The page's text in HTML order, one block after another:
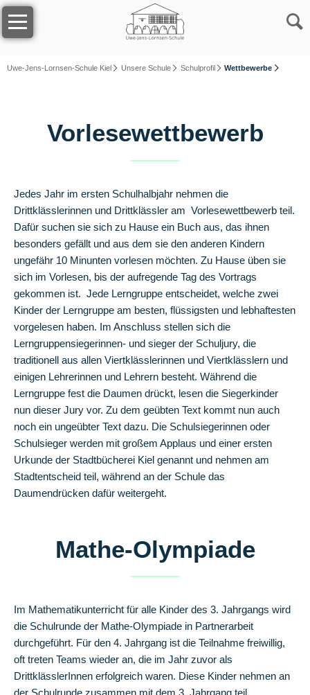
Navigation
überspringen
Home
Schule
Team
Schulsozialarbeit
Förderverein
Elternbeirat
Hausmeister
Schulgeschichte
Fächerkanon
Uwe-Jens-Lornsen-Schule Kiel Unsere Schule Schulprofil Wettbewerbe
Vorlesewettbewerb
Jedes Jahr im ersten Schulhalbjahr nehmen die
Drittklässlerinnen und Drittklässler am Vorlesewettbewerb teil.
Dafür suchen sie sich zu Hause ein Buch aus, das ihnen
besonders gefällt und aus dem sie den anderen Kindern
ungefähr 10 Minunten vorlesen möchten. Zu Hause üben sie
sich im Vorlesen, bis der aufregende Tag des Vortrags
gekommen ist. Jede Lerngruppe entscheidet, welche zwei
Kinder der Lerngruppe am besten, flüssigsten und lebhaftesten
vorgelesen haben. Im Anschluss stellen sich die
Lerngruppensiegerinnen- und sieger der Schuljury, die
traditionell aus allen Viertklässlerinnen und Viertklässlern und
einigen Lehrerinnen und Lehrern besteht. Während die
Lerngruppe fest die Daumen drückt, lesen die Siegerkinder
nun dieser Jury vor. Zu dem geübten Text kommt nun auch
noch ein ungeübter Text dazu. Die Schulsiegerinnen oder
Schulsieger werden mit großem Applaus und einer ersten
Urkunde der Stadtbücherei Kiel genannt und nehmen am
Stadtentscheid teil, während an der Schule das
Daumendrücken dafür weitergeht.
Mathe-Olympiade
Im Mathematikunterricht für alle Kinder des 3. Jahrgangs wird
die Schulrunde der Mathe-Olympiade in Partnerarbeit
durchgeführt. Für den 4. Jahrgang ist die Teilnahme freiwillig,
oft treten Teams wieder an, die im Jahr zuvor als
DrittklässlerInnen erfolgreich waren. Diese Kinder nehmen an
der Schulrunde zusammen mit dem 3. Jahrgang teil,